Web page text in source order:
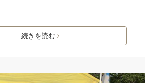
続きを読む